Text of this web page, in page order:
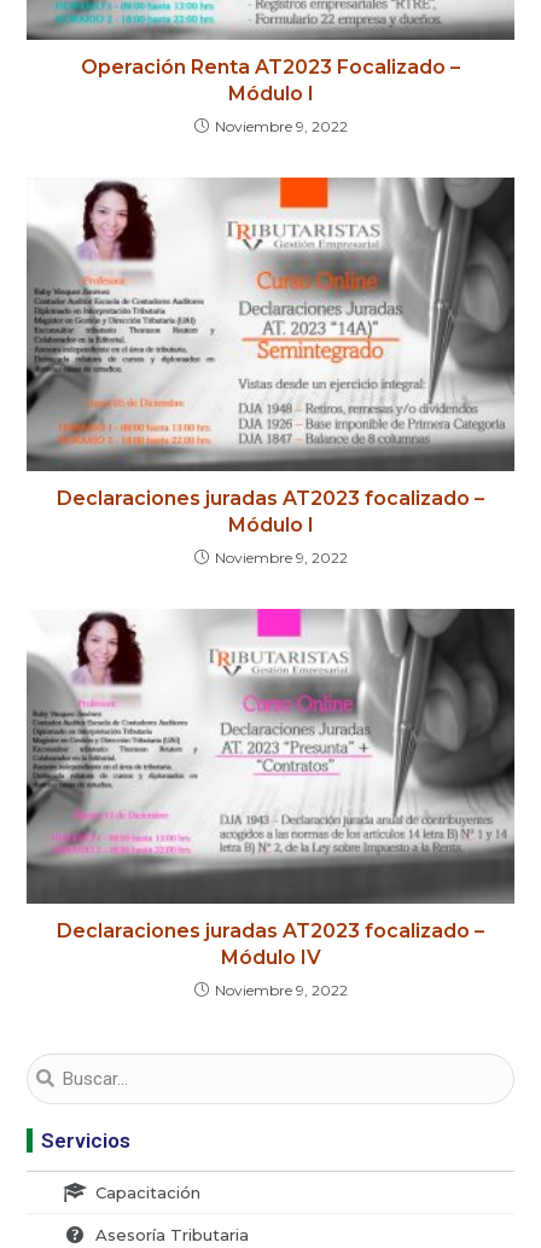
Operación Renta AT2023 Focalizado –
Módulo I
Noviembre 9, 2022
Declaraciones juradas AT2023 focalizado –
Módulo I
Noviembre 9, 2022
Declaraciones juradas AT2023 focalizado –
Módulo IV
Noviembre 9, 2022
Servicios
Capacitación
Asesoría Tributaria